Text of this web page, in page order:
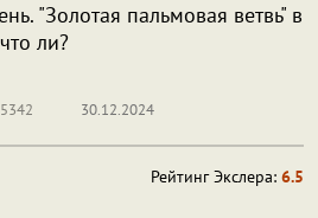
"Золотая пальмовая ветвь" в
ли?
30.12.2024
Рейтинг Экслера: 6.5